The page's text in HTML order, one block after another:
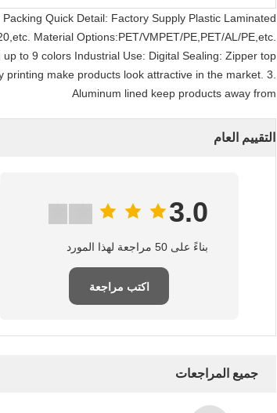
Quick Detail: Factory Supply Plastic Laminated
Material Options:PET/VMPET/PE,PET/AL/PE,etc.
to 9 colors Industrial Use: Digital Sealing: Zipper top
make products look attractive in the market. 3.
Aluminum lined keep products away from
التقييم العام
3.0
بناءً على 50 مراجعة لهذا المورد
اكتب مراجعة
جميع المراجعات